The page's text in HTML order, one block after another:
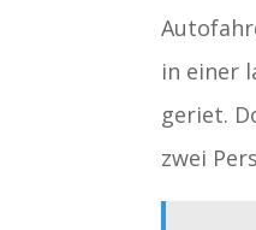
in einer
geriet.
zwei